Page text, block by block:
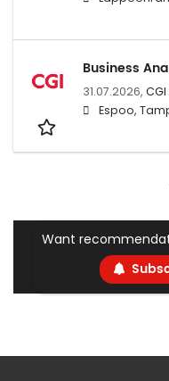
Business
31.07.2026,
Espoo,
Want